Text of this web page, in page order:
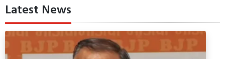
Latest News